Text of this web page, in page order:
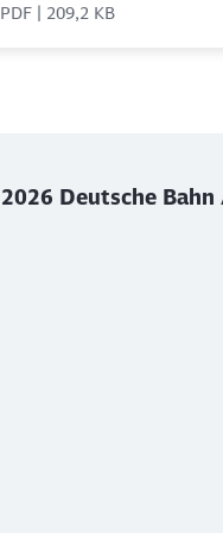
PDF | 209,2 KB
Deutsche Bahn